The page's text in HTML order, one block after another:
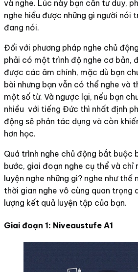
và nghe. Lúc này bạn cần tư duy,
nghe hiểu được những gì người nói
đang nói.
Đối với phương pháp nghe chủ
phải có một trình độ nghe cơ bản,
được các âm chính, mặc dù bạn
bài nhưng bạn vẫn có thể nghe và
một số từ. Và ngược lại, nếu bạn
nhiều với tiếng Đức thì nhất định
động sẽ phản tác dụng và còn
hơn học.
Quá trình nghe chủ động bắt buộc
bước, giai đoạn nghe cụ thể và chỉ
luyện nghe những gì? nghe như
thời gian nghe vô cùng quan trọng
lượng kết quả luyện tập của bạn.
Giai đoạn 1: Niveaustufe A1